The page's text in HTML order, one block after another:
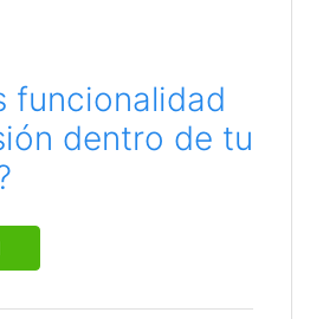
funcionalidad
dentro de tu